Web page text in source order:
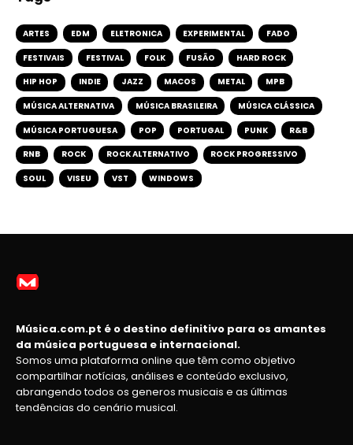
ARTES EDM ELETRONICA EXPERIMENTAL FADO
FESTIVAIS FESTIVAL FOLK FUSÃO HARD ROCK
HIP HOP INDIE JAZZ MACOS METAL MPB
MÚSICA ALTERNATIVA MÚSICA BRASILEIRA MÚSICA CLÁSSICA
MÚSICA PORTUGUESA POP PORTUGAL PUNK R&B
RNB ROCK ROCK ALTERNATIVO ROCK PROGRESSIVO
SOUL VISEU VST WINDOWS
Música.com.pt é o destino definitivo para os amantes
da música portuguesa e internacional.
Somos uma plataforma online que têm como objetivo
compartilhar notícias, análises e conteúdo exclusivo,
abrangendo todos os generos musicais e as últimas
tendências do cenário musical.